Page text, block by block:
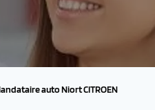
auto Niort CITROEN